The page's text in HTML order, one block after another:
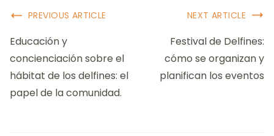
Post
Navigation
PREVIOUS ARTICLE
Educación y
concienciación sobre el
hábitat de los delfines: el
papel de la comunidad.
NEXT ARTICLE
Festival de Delfines:
cómo se organizan y
planifican los eventos